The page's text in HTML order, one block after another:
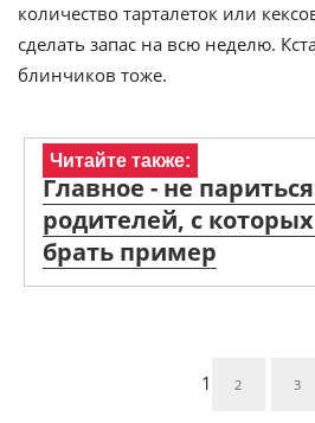
количество тарталеток или
сделать запас на всю неделю.
блинчиков тоже.
Читайте также:
Главное - не
родителей, с
брать пример
1 2 3